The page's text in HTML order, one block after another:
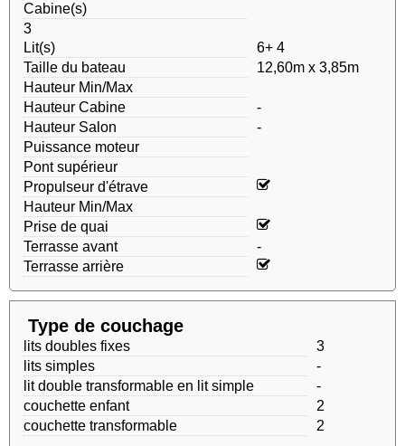
Cabine(s)
3
Lit(s)
6+ 4
Taille du bateau
12,60m x 3,85m
Hauteur Min/Max
Hauteur Cabine
-
Hauteur Salon
-
Puissance moteur
Pont supérieur
Propulseur d'étrave
Hauteur Min/Max
Prise de quai
Terrasse avant
-
Terrasse arrière
Type de couchage
lits doubles fixes
3
lits simples
-
lit double transformable en lit simple
-
couchette enfant
2
couchette transformable
2